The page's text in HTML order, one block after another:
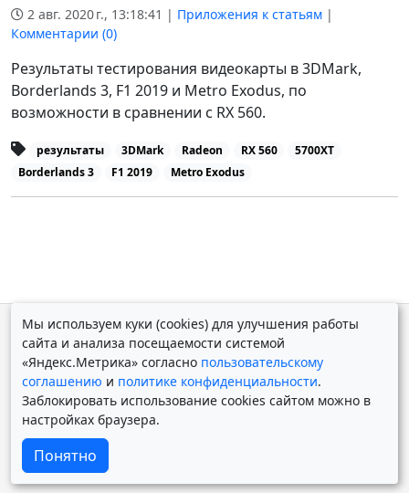
2 авг. 2020 г., 13:18:41 | Приложения к статьям |
Комментарии (0)
Результаты тестирования видеокарты в 3DMark,
Borderlands 3, F1 2019 и Metro Exodus, по
возможности в сравнении с RX 560.
результаты 3DMark Radeon RX 560
5700XT
Borderlands 3
F1 2019 Metro Exodus
Мы используем куки (cookies) для улучшения работы
сайта и анализа посещаемости системой
«Яндекс.Метрика» согласно пользовательскому
соглашению и политике конфиденциальности.
Заблокировать использование cookies сайтом можно в
настройках браузера.
Понятно
© Дмитрий Косолапов 2007 — 2026.Старая версия
Powered byYii Framework